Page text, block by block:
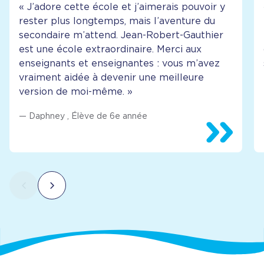
« J’adore cette école et j’aimerais pouvoir y
rester plus longtemps, mais l’aventure du
secondaire m’attend. Jean-Robert-Gauthier
est une école extraordinaire. Merci aux
enseignants et enseignantes : vous m’avez
vraiment aidée à devenir une meilleure
version de moi-même. »
— Daphney Élève de 6e année